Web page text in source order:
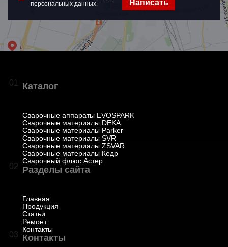
персональных данных
Написать
01 Каталог
Сварочные аппараты EVOSPARK
Сварочные материалы DEKA
Сварочные материалы Parker
Сварочные материалы SVR
Сварочные материалы ZSVAR
Сварочные материалы Кедр
Сварочный флюс Астер
02 Разделы сайта
Главная
Продукция
Статьи
Ремонт
Контакты
03 Контакты